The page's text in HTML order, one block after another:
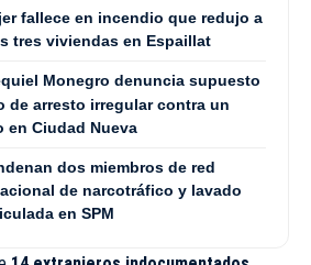
fallece en incendio que redujo a
tres viviendas en Espaillat
Monegro denuncia supuesto
de arresto irregular contra un
en Ciudad Nueva
dos miembros de red
de narcotráfico y lavado
en SPM